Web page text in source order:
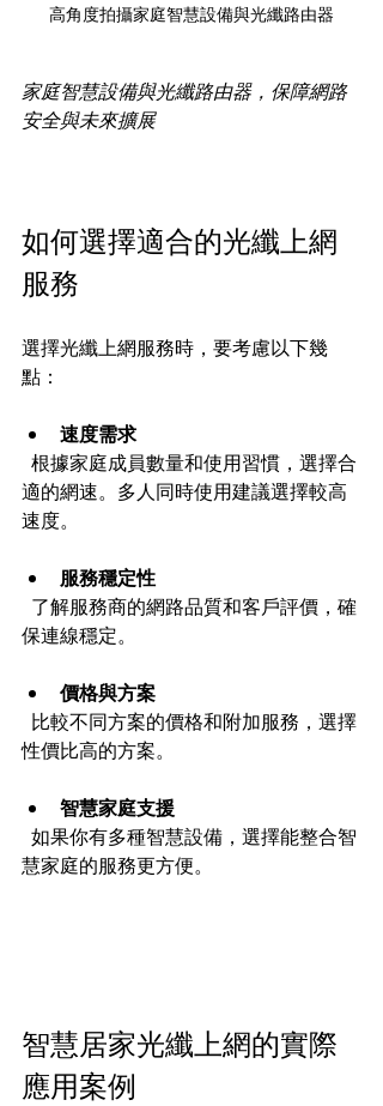
高角度拍攝家庭智慧設備與光纖路由器
家庭智慧設備與光纖路由器，保障網路
安全與未來擴展
如何選擇適合的光纖上網
服務
選擇光纖上網服務時，要考慮以下幾
點：
速度需求
適的網速。多人同時使用建議選擇較高
速度。
服務穩定性
保連線穩定。
價格與方案
性價比高的方案。
智慧家庭支援
慧家庭的服務更方便。
智慧居家光纖上網的實際
應用案例